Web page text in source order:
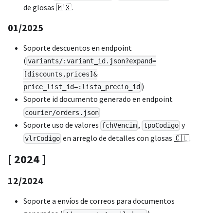
de glosas 🇲🇽.
01/2025
Soporte descuentos en endpoint
( variants/:variant_id.json?expand=
[discounts,prices]&
price_list_id=:lista_precio_id )
Soporte id documento generado en endpoint
courier/orders.json
Soporte uso de valores fchVencim , tpoCodigoy
vlrCodigo en arreglo de detalles con glosas 🇨🇱.
[ 2024 ]
12/2024
Soporte a envíos de correos para documentos